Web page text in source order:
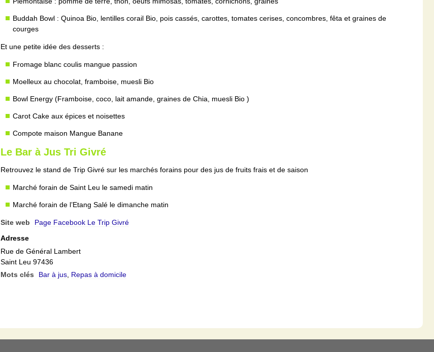
Buddah Bowl : Quinoa Bio, lentilles corail Bio, pois cassés, carottes, tomates cerises, concombres, fêta et graines de
courges
Et une petite idée des desserts :
Fromage blanc coulis mangue passion
Moelleux au chocolat, framboise, muesli Bio
Bowl Energy (Framboise, coco, lait amande, graines de Chia, muesli Bio )
Carot Cake aux épices et noisettes
Compote maison Mangue Banane
Le Bar à Jus Tri Givré
Retrouvez le stand de Trip Givré sur les marchés forains pour des jus de fruits frais et de saison
Marché forain de Saint Leu le samedi matin
Marché forain de l’Etang Salé le dimanche matin
Site web
Page Facebook Le Trip Givré
Adresse
Rue de Général Lambert
Saint Leu 97436
Mots clés
Bar à jus, Repas à domicile